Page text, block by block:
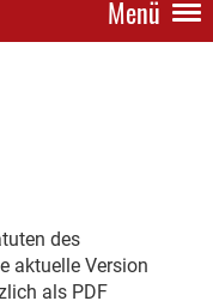
Menü
des
aktuelle Version
als PDF